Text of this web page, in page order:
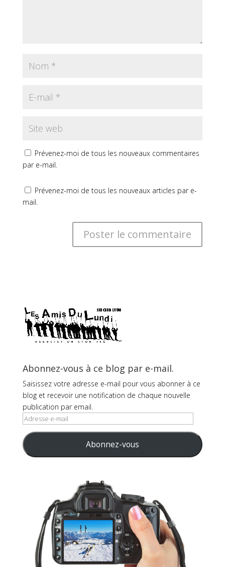
Prévenez-moi de tous les nouveaux commentaires
par e-mail.
Prévenez-moi de tous les nouveaux articles par e-
mail.
Abonnez-vous à ce blog par e-mail.
Saisissez votre adresse e-mail pour vous abonner à ce
blog et recevoir une notification de chaque nouvelle
publication par email.
Adresse
mail
Abonnez-vous